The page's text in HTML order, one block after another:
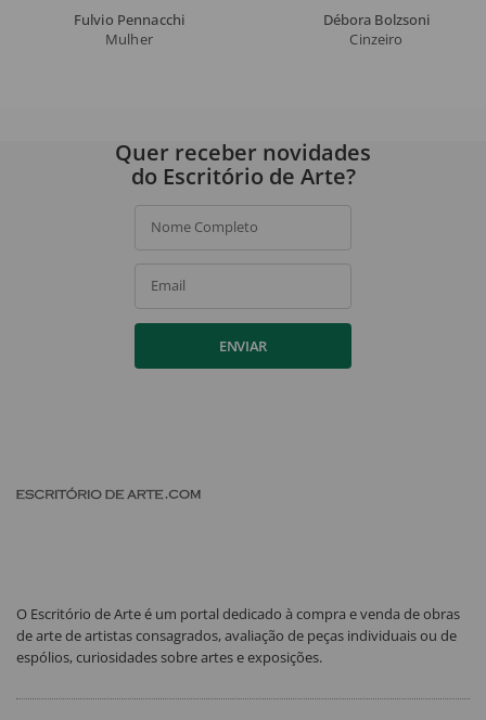
Fulvio Pennacchi
Mulher
Débora Bolzsoni
Cinzeiro
Quer receber novidades
do Escritório de Arte?
Nome Completo
Email
ENVIAR
O Escritório de Arte é um portal dedicado à compra e venda de obras
de arte de artistas consagrados, avaliação de peças individuais ou de
espólios, curiosidades sobre artes e exposições.